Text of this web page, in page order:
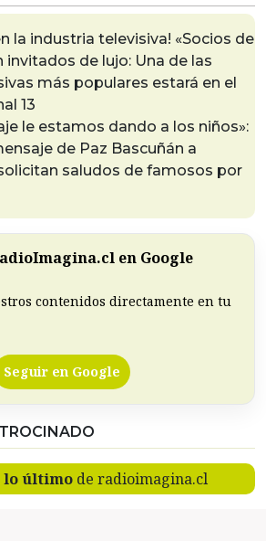
la industria televisiva! «Socios de
invitados de lujo: Una de las
más populares estará en el
13
le estamos dando a los niños»:
de Paz Bascuñán a
saludos de famosos por
en Google
contenidos directamente en tu
Seguir en Google
lo últimode radioimagina.cl